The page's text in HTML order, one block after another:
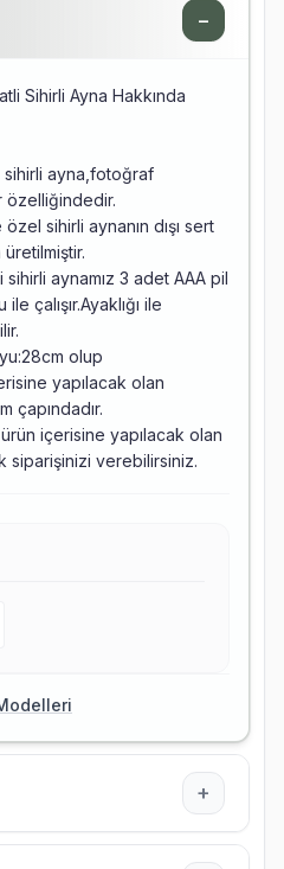
−
Sihirli Ayna Hakkında
sihirli ayna,fotoğraf
sihirli aynanın dışı sert
aynamız 3 adet AAA pil
çalışır.Ayaklığı ile
olup
yapılacak olan
çapındadır.
içerisine yapılacak olan
siparişinizi verebilirsiniz.
+